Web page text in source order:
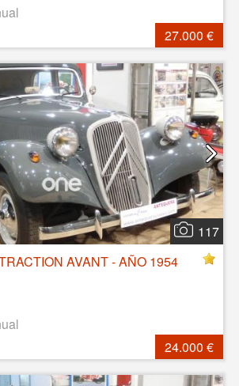
27.000 €
117
AVANT - AÑO 1954
24.000 €